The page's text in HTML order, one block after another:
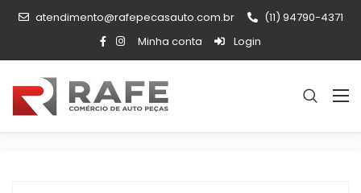
atendimento@rafepecasauto.com.br
(11) 94790-4371
Minha conta
Login